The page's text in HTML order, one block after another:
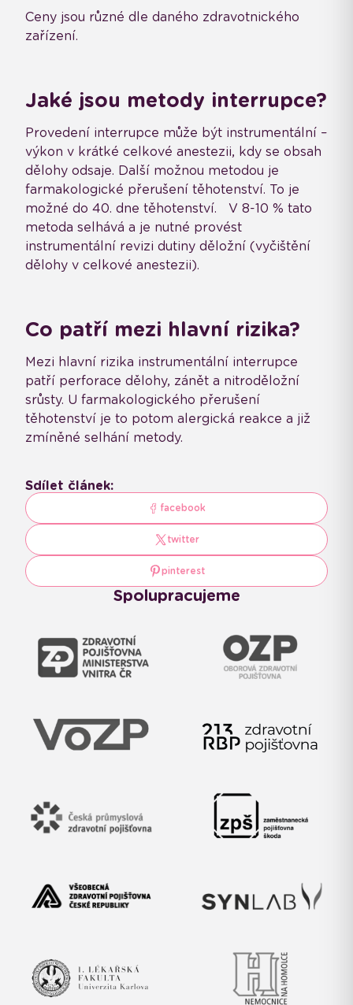
Ceny jsou různé dle daného zdravotnického
zařízení.
Jaké jsou metody interrupce?
Provedení interrupce může být instrumentální –
výkon v krátké celkové anestezii, kdy se obsah
dělohy odsaje. Další možnou metodou je
farmakologické přerušení těhotenství. To je
možné do 40. dne těhotenství. V 8-10 % tato
metoda selhává a je nutné provést
instrumentální revizi dutiny děložní (vyčištění
dělohy v celkové anestezii).
Co patří mezi hlavní rizika?
Mezi hlavní rizika instrumentální interrupce
patří perforace dělohy, zánět a nitroděložní
srůsty. U farmakologického přerušení
těhotenství je to potom alergická reakce a již
zmíněné selhání metody.
Sdílet článek:
facebook
twitter
pinterest
Spolupracujeme